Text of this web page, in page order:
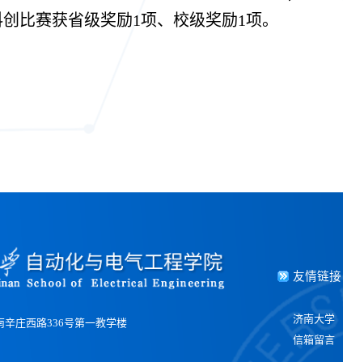
比赛获省级奖励1项、校级奖励1项。
辛庄西路336号第一教学楼
友情链接
济南大学
信箱留言